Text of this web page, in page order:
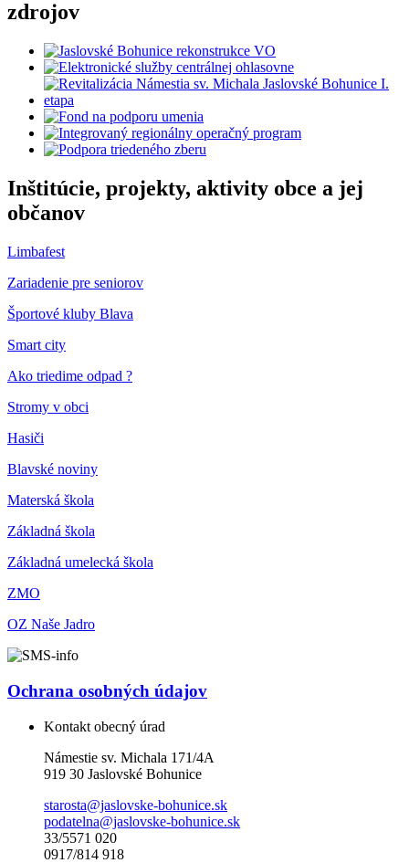
zdrojov
Inštitúcie, projekty, aktivity obce a jej
občanov
Limbafest
Zariadenie pre seniorov
Športové kluby Blava
Smart city
Ako triedime odpad ?
Stromy v obci
Hasiči
Blavské noviny
Materská škola
Základná škola
Základná umelecká škola
ZMO
OZ Naše Jadro
Ochrana osobných údajov
Kontakt obecný úrad
Námestie sv. Michala 171/4A
919 30 Jaslovské Bohunice
starosta@jaslovske-bohunice.sk
podatelna@jaslovske-bohunice.sk
33/5571 020
0917/814 918